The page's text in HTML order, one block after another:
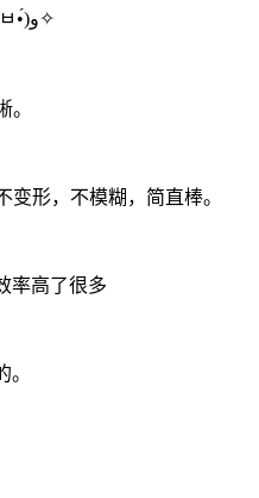
比很多软件都好用，棒(๑•̀ㅂ•́)و✧
。
形，不模糊，简直棒。
率高了很多